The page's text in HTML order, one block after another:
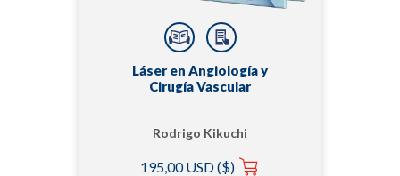
Láser en Angiología y
Cirugía Vascular
Rodrigo Kikuchi
195,00 USD ($)